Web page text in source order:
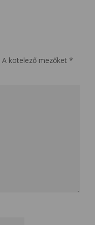
A kötelező mezőket *